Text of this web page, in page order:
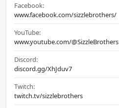
Facebook:
www.facebook.com/sizzlebrothers/
YouTube:
www.youtube.com/@SizzleBrothers
Discord:
discord.gg/XhJduv7
Twitch:
twitch.tv/sizzlebrothers